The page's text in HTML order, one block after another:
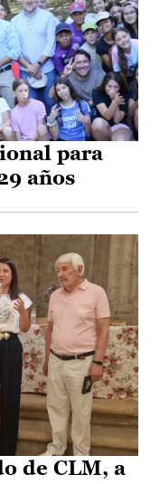
para
años
de CLM, a